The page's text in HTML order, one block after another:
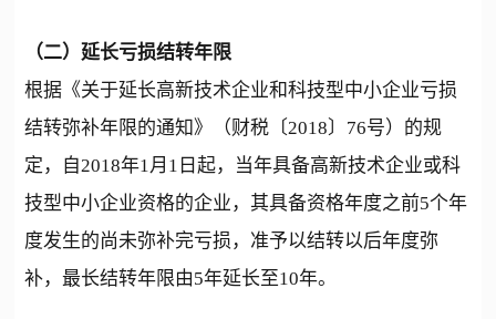
（二）延长亏损结转年限
根据《关于延长高新技术企业和科技型中小企业亏损
结转弥补年限的通知》（财税〔2018〕76号）的规
定，自2018年1月1日起，当年具备高新技术企业或科
技型中小企业资格的企业，其具备资格年度之前5个年
度发生的尚未弥补完亏损，准予以结转以后年度弥
补，最长结转年限由5年延长至10年。